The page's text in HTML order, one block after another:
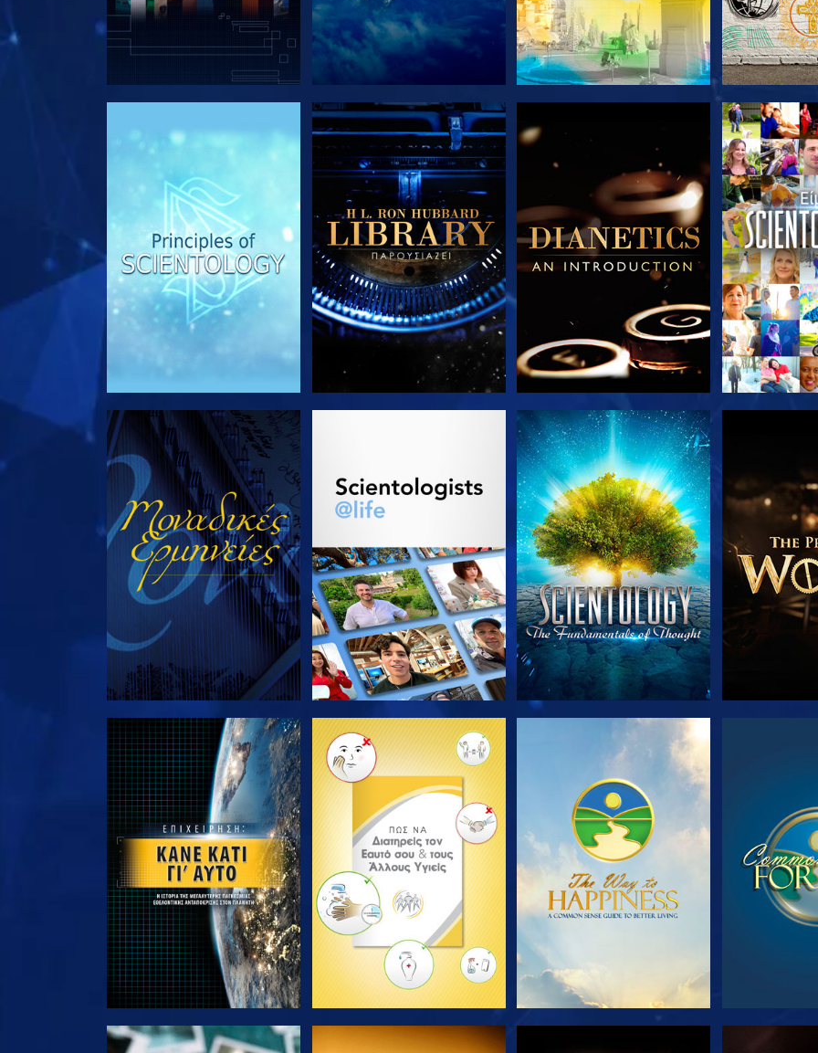
ΕΞΕΡΕΥΝΗΣΤΕ ΤΗ ΣΕΙΡΑ ΕΞΕΡΕΥΝΗΣΤΕ ΤΗ ΣΕΙΡΑ ΕΞΕΡΕΥΝΗΣΤΕ ΤΗ ΣΕΙΡΑ
ΠΑΡΑΚΟΛΟΥΘΗΣΤΕ ΠΑΡΑΚΟΛΟΥΘΗΣΤΕ
ΕΞΕΡΕΥΝΗΣΤΕ ΤΗ ΣΕΙΡΑ ΕΞΕΡΕΥΝΗΣΤΕ ΤΗ ΣΕΙΡΑ